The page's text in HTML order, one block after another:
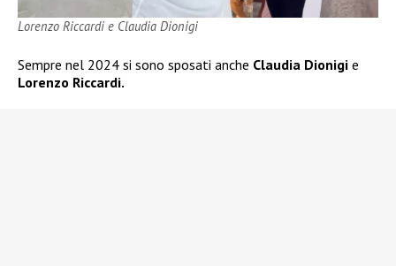
Lorenzo Riccardi e Claudia Dionigi
Sempre nel 2024 si sono sposati anche Claudia Dionigi e
Lorenzo Riccardi.